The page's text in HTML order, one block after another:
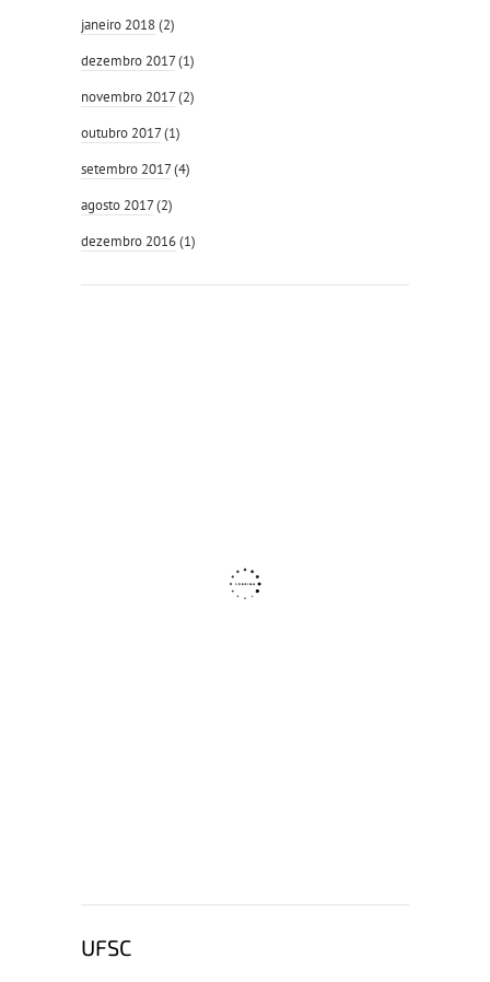
janeiro 2018(2)
dezembro 2017(1)
novembro 2017(2)
outubro 2017(1)
setembro 2017(4)
agosto 2017(2)
dezembro 2016(1)
UFSC